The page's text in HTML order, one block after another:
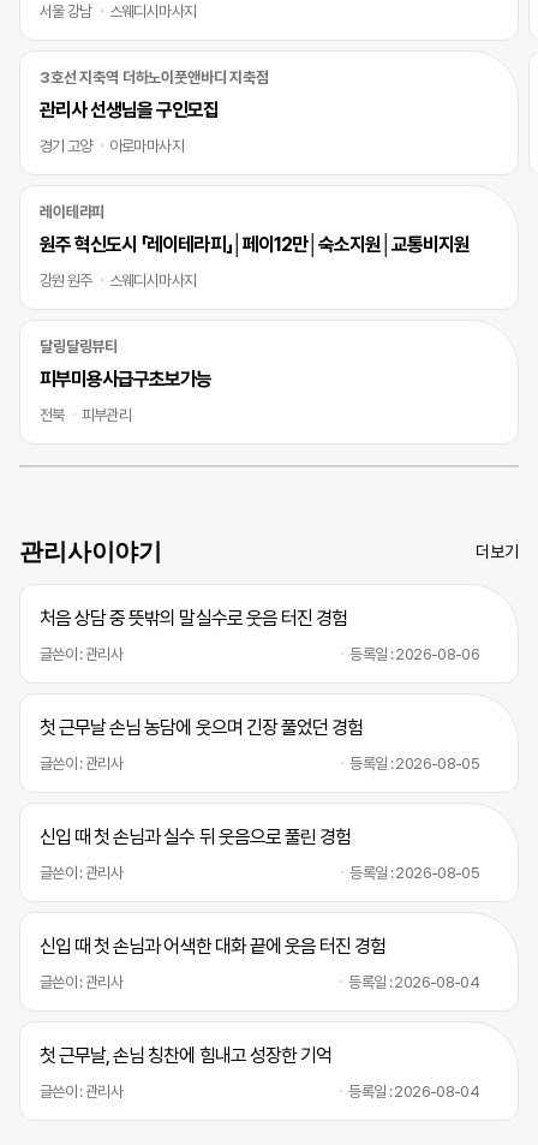
서울 강남 스웨디시마사지
3호선 지축역 더하노이풋앤바디 지축점
관리사 선생님을 구인모집
경기 고양 아로마마사지
레이테라피
원주 혁신도시 「레이테라피」│페이12만│숙소지원│교통비지원
강원 원주 스웨디시마사지
달링달링뷰티
피부미용사급구초보가능
전북 피부관리
관리사이야기 더보기
처음 상담 중 뜻밖의 말실수로 웃음 터진 경험
글쓴이 : 관리사 등록일 : 2026-08-06
첫 근무날 손님 농담에 웃으며 긴장 풀었던 경험
글쓴이 : 관리사 등록일 : 2026-08-05
신입 때 첫 손님과 실수 뒤 웃음으로 풀린 경험
글쓴이 : 관리사 등록일 : 2026-08-05
신입 때 첫 손님과 어색한 대화 끝에 웃음 터진 경험
글쓴이 : 관리사 등록일 : 2026-08-04
첫 근무날, 손님 칭찬에 힘내고 성장한 기억
글쓴이 : 관리사 등록일 : 2026-08-04